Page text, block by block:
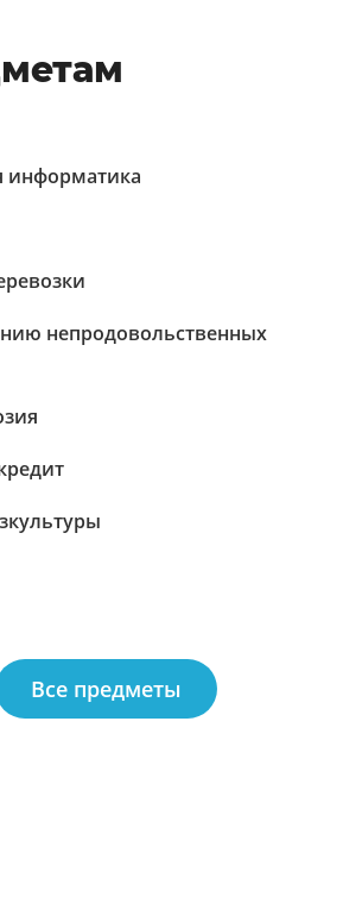
информатика
непродовольственных
Все предметы